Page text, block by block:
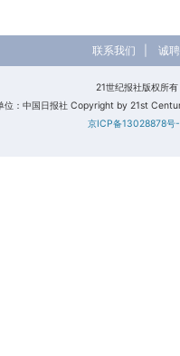
联系我们 诚
21世纪报社版权所
位：中国日报社 Copyright by 21st
京ICP备13028878号